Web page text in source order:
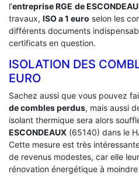
l’entreprise RGE de
travaux, ISO a 1 euro selon les
différents documents
certificats en question.
ISOLATION DES
EURO
Sachez aussi que vous pouvez
de combles perdus, mais aussi
isolant thermique sera alors
ESCONDEAUX (65140) dans le
Cette mesure est très
de revenus modestes, car elle
rénovation énergétique à